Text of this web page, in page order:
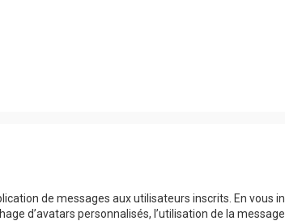
de messages aux utilisateurs inscrits. En vous
d’avatars personnalisés, l’utilisation de la